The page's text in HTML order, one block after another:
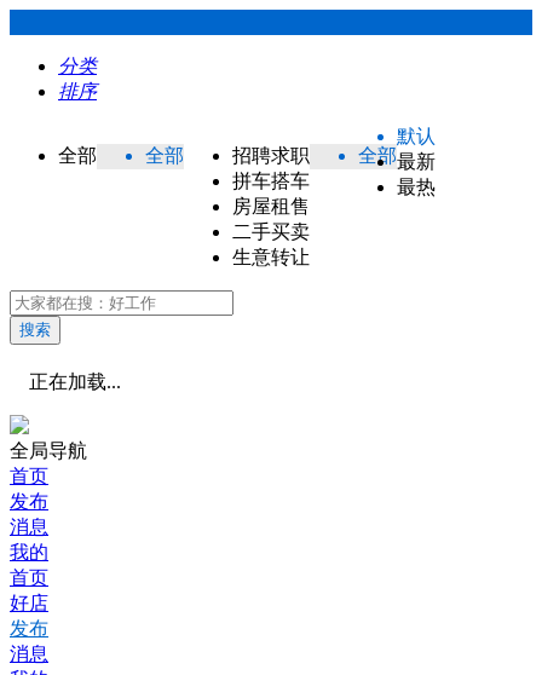
分类
排序
全部 全部
招聘求职
拼车搭车
房屋租售
二手买卖
生意转让
全部
默认
最新
最热
搜索
正在加载...
全局导航
首页
发布
消息
我的
首页
好店
发布
消息